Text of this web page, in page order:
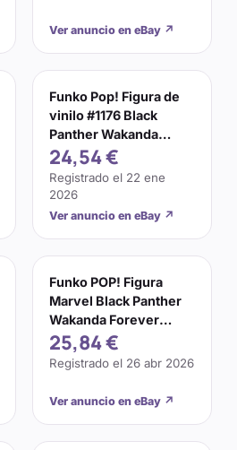
Ver anuncio en eBay ↗
Funko Pop! Figura de
vinilo #1176 Black
Panther Wakanda
Forever Ironheart MK 2
24,54 €
Registrado el 22 ene
2026
Ver anuncio en eBay ↗
Funko POP! Figura
Marvel Black Panther
Wakanda Forever
Ironheart MK 2 1176
25,84 €
Registrado el 26 abr 2026
Ver anuncio en eBay ↗